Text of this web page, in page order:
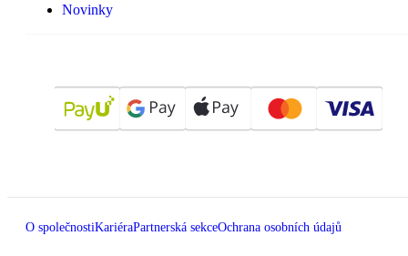
Novinky
O společnostiKariéraPartnerská sekceOchrana osobních údajů